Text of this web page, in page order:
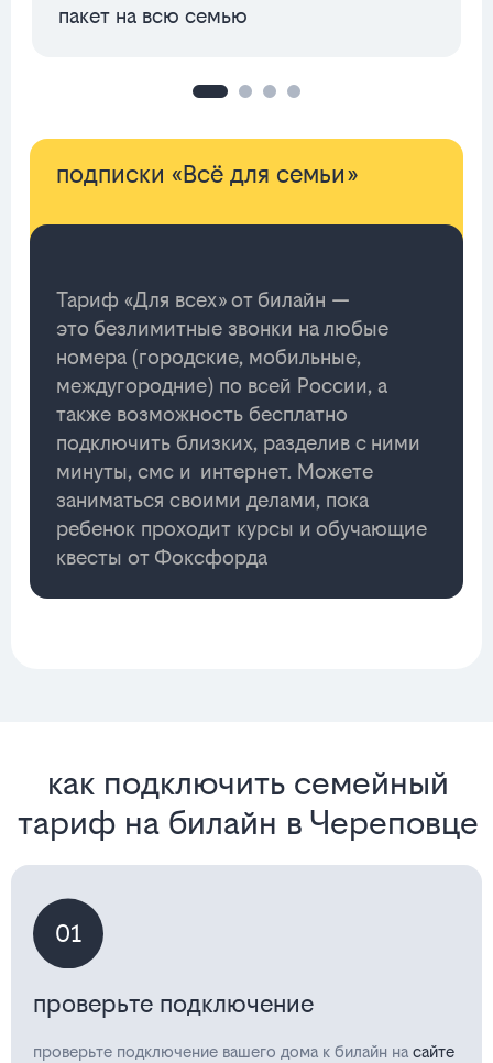
пакет на всю семью
подписки «Всё для семьи»
Тариф «Для всех» от билайн —
это безлимитные звонки на любые
номера (городские, мобильные,
междугородние) по всей России, а
также возможность бесплатно
подключить близких, разделив с ними
минуты, смс и интернет. Можете
заниматься своими делами, пока
ребенок проходит курсы и обучающие
квесты от Фоксфорда
как подключить семейный
тариф на билайн в Череповце
01
проверьте подключение
проверьте подключение вашего дома к билайн на сайте